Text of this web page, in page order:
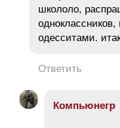
школоло,
одноклассников,
одесситами.
Ответить
Компьюнегр